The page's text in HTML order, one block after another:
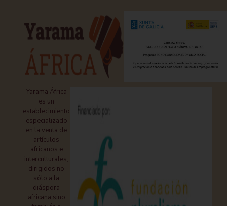
Yarama África
es un
establecimiento
especializado
en la venta de
artículos
africanos e
interculturales,
dirigidos no
sólo a la
diáspora
africana sino